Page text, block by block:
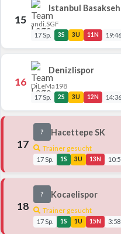
15
Istanbul
andi.SGF
17 Sp. 3S 3U 11N 19:46
16
Denizlispor
DiLeMa198
17 Sp. 2S 3U 12N 14:36
17
? Hacettepe SK
Trainer gesucht
17 Sp. 1S 3U 13N
18
? Kocaelispor
Trainer gesucht
17 Sp. 1S 1U 15N 3:58